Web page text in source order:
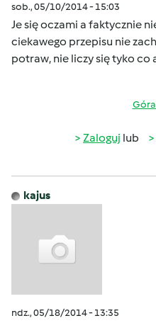
sob., 05/10/2014 - 15:03
Je się oczami a faktycznie
ciekawego przepisu nie
potraw, nie liczy się tyko co
Zaloguj lub
kajus
ndz., 05/18/2014 - 13:35